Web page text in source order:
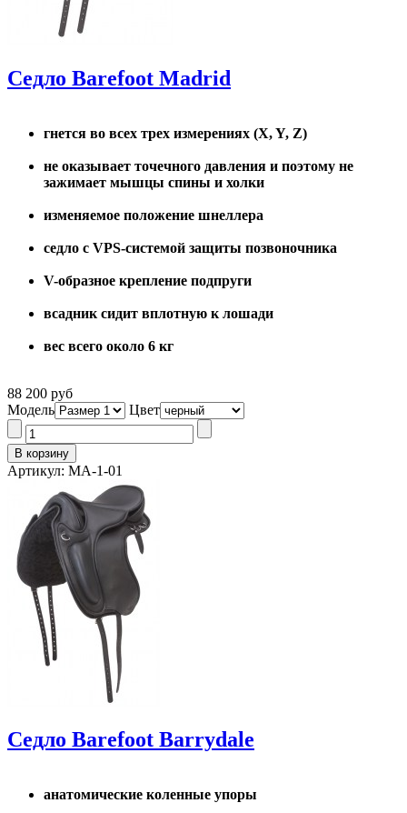
Седло Barefoot Madrid
гнется во всех трех измерениях (X, Y, Z)
не оказывает точечного давления и поэтому не
зажимает мышцы спины и холки
изменяемое положение шнеллера
седло с VPS-системой защиты позвоночника
V-образное крепление подпруги
всадник сидит вплотную к лошади
вес всего около 6 кг
88 200 руб
Модель
Цвет
Артикул: MA-1-01
Седло Barefoot Barrydale
анатомические коленные упоры